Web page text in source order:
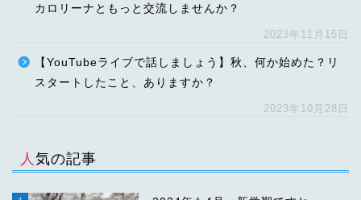
カロリーナともっと交流しませんか？
2023年11月15日
【YouTubeライブで話しましょう】秋、何か始めた？リ
スタートしたこと、ありますか？
2023年10月28日
人気の記事